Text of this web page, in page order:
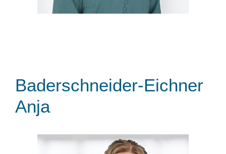
Baderschneider-Eichner
Anja